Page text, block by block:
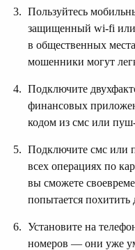
Пользуйтесь
защищенный wi-fi или
в общественных
мошенники могут
Подключите
финансовых
кодом из смс или
Подключите смс или
всех операциях по
вы сможете
попытается похитить
Установите на
номеров — они уже